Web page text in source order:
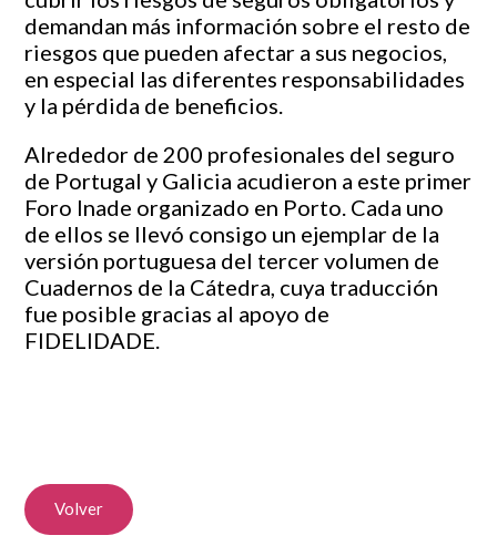
demandan más información sobre el resto de
riesgos que pueden afectar a sus negocios,
en especial las diferentes responsabilidades
y la pérdida de beneficios.
Alrededor de 200 profesionales del seguro
de Portugal y Galicia acudieron a este primer
Foro Inade organizado en Porto. Cada uno
de ellos se llevó consigo un ejemplar de la
versión portuguesa del tercer volumen de
Cuadernos de la Cátedra, cuya traducción
fue posible gracias al apoyo de
FIDELIDADE.
Volver